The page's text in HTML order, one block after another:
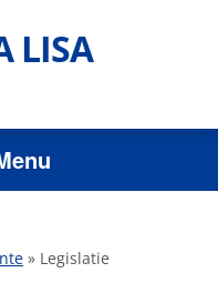
LISA
» Legislatie